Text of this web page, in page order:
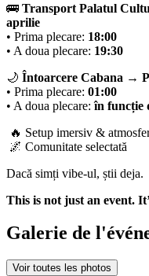
🚌 Transport Palatul
aprilie
• Prima plecare: 18:00
• A doua plecare: 19:30
🌙 Întoarcere Cabana →
• Prima plecare: 01:00
• A doua plecare:în funcție
🔥 Setup imersiv &
🌌 Comunitate selectată
Dacă simți vibe-ul, știi deja.
This is not just an event.
Galerie de
Voir toutes les photos